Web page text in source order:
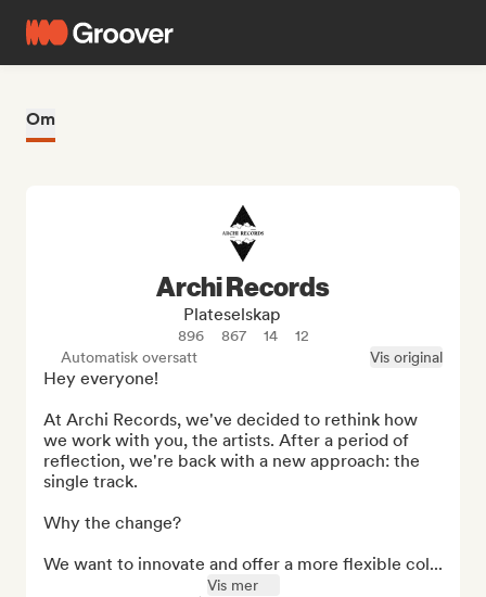
Om
Archi Records
Plateselskap
896 867 14
12
Automatisk oversatt
Vis original
Hey everyone!
At Archi Records, we've decided to rethink how
we work with you, the artists. After a period of
reflection, we're back with a new approach: the
single track.
Why the change?
We want to innovate and offer a more flexible col...
Vis mer